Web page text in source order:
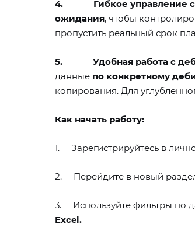
4. Гибкое управление
ожидания, чтобы
пропустить реальный срок
5. Удобная работа с
данные по конкретному
копирования. Для
Как начать работу:
1. Зарегистрируйтесь в
2. Перейдите в новый
3. Используйте фильтры по
Excel.